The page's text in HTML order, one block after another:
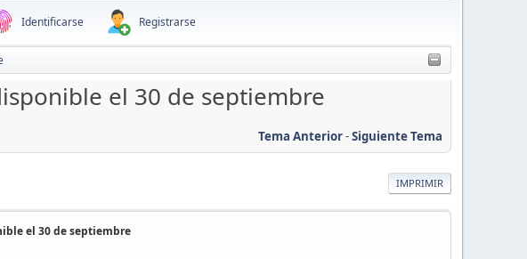
Identificarse Registrarse
el 30 de septiembre
Tema Anterior-Siguiente Tema
IMPRIMIR
el 30 de septiembre